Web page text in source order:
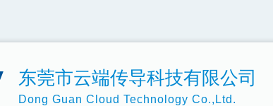
东莞市云端传导科技有限公司
Dong Guan Cloud Technology Co.,Ltd.